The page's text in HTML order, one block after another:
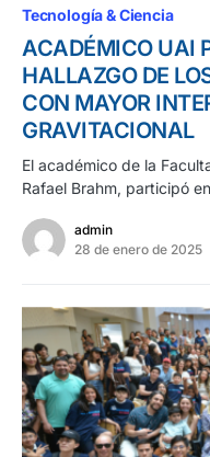
Tecnología & Ciencia
ACADÉMICO UAI
HALLAZGO DE
CON MAYOR
GRAVITACIONAL
El académico de la
Rafael Brahm, participó
admin
28 de enero de 2025